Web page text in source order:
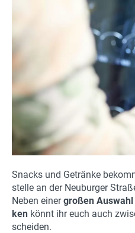
Snacks und Ge­trän­ke
stel­le an der Neu­bur­ger
Neben einergro­ßen Aus­wahl
ken könnt ihr euch auch
schei­den.
Ladestationen
Stadtplan
Fahrrad
Einkaufen
Stellenanzeigen
Wetter